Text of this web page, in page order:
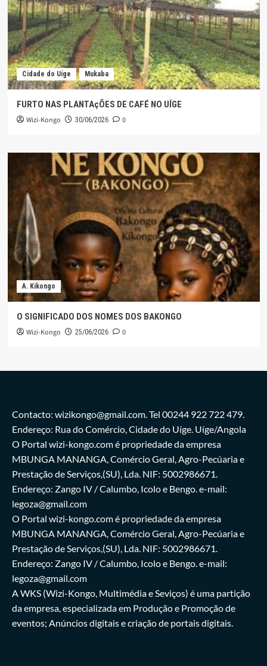
Cidade do Uíge Mukaba
FURTO NAS PLANTAçÕES DE CAFÉ NO UÍGE
Wizi-Kongo 30/06/2026 0
A. Kikongo
O SIGNIFICADO DOS NOMES DOS BAKONGO
Wizi-Kongo 25/06/2026 0
Contacto: wizikongo@gmail.com. Tel 00244 922 722 479.
Endereço: Rua do Comércio, Cidade do Uíge. Uíge/Angola
O Portal wizi-kongo.com é propriedade da empresa
MBUNGA MANANGA, Comércio Geral, Agro-Pecúaria e
Prestação de Serviços,(SU), Lda. NIF: 5002986671.
Endereço: Zango IV / Calumbo, Icolo e Bengo. e-mail:
legoza@gmail.com
O Portal wizi-kongo.com é propriedade da empresa
MBUNGA MANANGA, Comércio Geral, Agro-Pecúaria e
Prestação de Serviços,(SU), Lda. NIF: 5002986671.
Endereço: Zango IV / Calumbo, Icolo e Bengo. e-mail:
legoza@gmail.com
A WKS (Wizi-Kongo, Multimédia e Seviços) é uma partição
da empresa, especializada em Produção e Promoção de
eventos; Anúncios digitais e criação de portais digitais.